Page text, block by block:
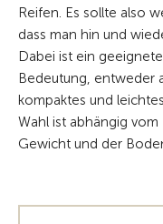
Reifen. Es sollte also
dass man hin und
Dabei ist ein
Bedeutung, entweder
kompaktes und
Wahl ist abhängig
Gewicht und der